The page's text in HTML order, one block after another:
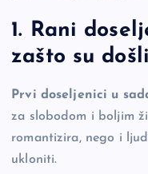
1. Rani
zašto su došli
Prvi doseljenici u
za slobodom i boljim
romantizira, nego i
ukloniti.